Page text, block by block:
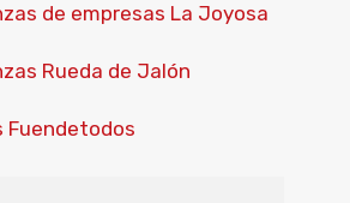
de empresas La Joyosa
Rueda de Jalón
Fuendetodos